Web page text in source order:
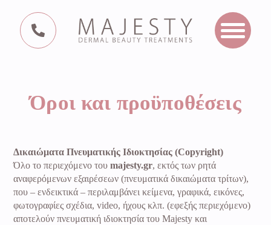
Πρόσωπο
HIFU PRO 3D Face
Lift
LED Φωτοθεραπεία
Σώμα
Κρυολιπόλυση
VECTOR Body
Sculptor Hi-
Αποτρίχωση
DIAMOND
PALLADIUM
LASER
Σχετικά με εμάς
Προσφορές
Επικοινωνία
Όροι και προϋποθέσεις
Δικαιώματα Πνευματικής Ιδιοκτησίας (Copyright)
Όλο το περιεχόμενο τουmajesty.gr, εκτός των ρητά
αναφερόμενων εξαιρέσεων (πνευματικά δικαιώματα τρίτων),
που – ενδεικτικά – περιλαμβάνει κείμενα, γραφικά, εικόνες,
φωτογραφίες σχέδια, video, ήχους κλπ. (εφεξής περιεχόμενο)
αποτελούν πνευματική ιδιοκτησία του Majesty και